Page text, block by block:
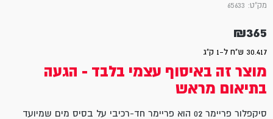
מק"ט: 65633
₪365
30.417 ש"ח ל-1 ק"ג
מוצר זה באיסוף עצמי בלבד - הגעה
בתיאום מראש
סיקפלור פריימר 02 הוא פריימר חד-רכיבי על בסיס מים שמיועד